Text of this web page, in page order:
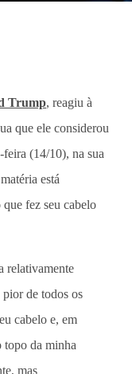
Trump, reagiu à
que ele considerou
feira (14/10), na sua
está
fez seu cabelo
relativamente
de todos os
cabelo e, em
topo da minha
mas